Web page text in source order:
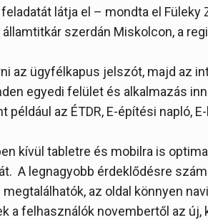
látja el – mondta el Füleky
szerdán Miskolcon, a
az ügyfélkapus jelszót, majd az
egyedi felület és alkalmazás
az ÉTDR, E-építési napló,
kívül tabletre és mobilra is
A legnagyobb érdeklődésre
az oldal könnyen
a felhasználók novembertől az új,